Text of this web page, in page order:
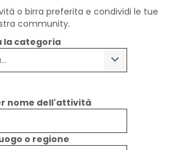
o birra preferita e condividi le tue
community.
la categoria
nome dell'attività
o regione